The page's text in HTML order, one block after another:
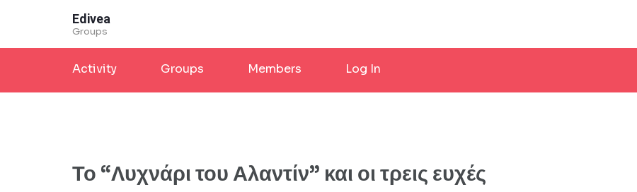
Enter)
Edivea
Groups
Activity Groups Members Log In
Το “Λυχνάρι του Αλαντίν” και οι τρεις ευχές